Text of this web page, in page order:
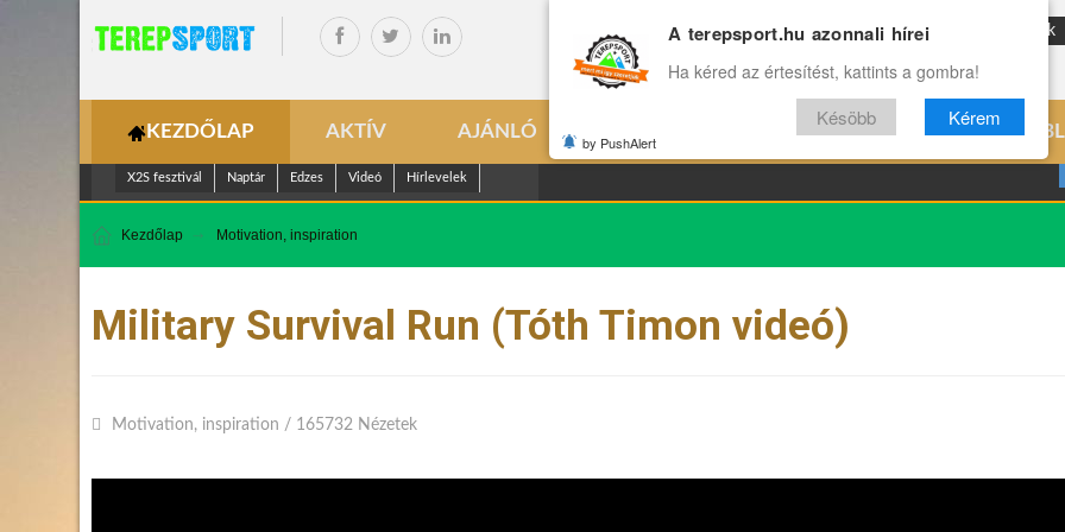
ENG Reviews Archívum Rólunk
KEZDŐLAP AKTÍV AJÁNLÓ ÉLETMÓD VILÁG
X2S fesztivál Naptár Edzes Videó Hírlevelek
Kezdőlap Motivation, inspiration
Military Survival Run (Tóth Timon videó)
Motivation, inspiration / 165732 Nézetek
A terepsport.hu azonnali hírei
Ha kéred az értesítést, kattints a gombra!
Késöbb Kérem
by PushAlert